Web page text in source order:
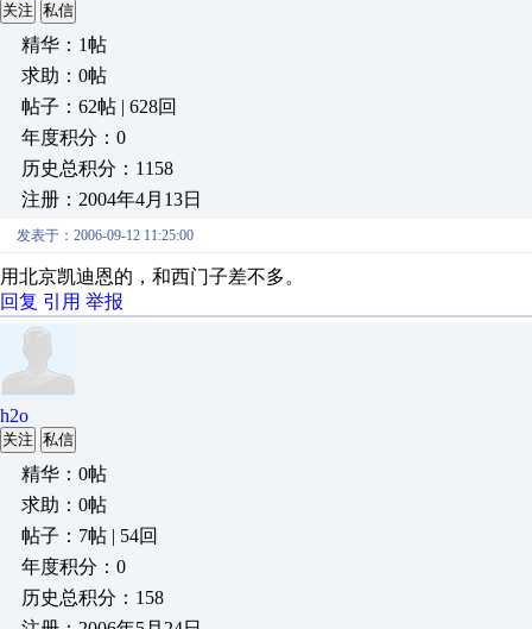
关注 私信
精华：1帖
求助：0帖
帖子：62帖 | 628回
年度积分：0
历史总积分：1158
注册：2004年4月13日
发表于：2006-09-12 11:25:00
用北京凯迪恩的，和西门子差不多。
回复 引用 举报
h2o
关注 私信
精华：0帖
求助：0帖
帖子：7帖 | 54回
年度积分：0
历史总积分：158